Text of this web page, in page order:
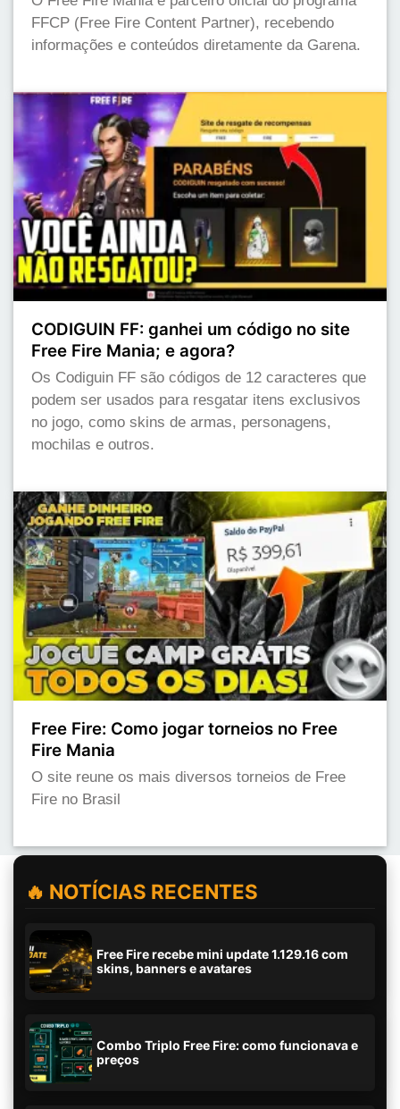
FFCP (Free Fire Content Partner), recebendo
informações e conteúdos diretamente da Garena.
CODIGUIN FF: ganhei um código no site
Free Fire Mania; e agora?
Os Codiguin FF são códigos de 12 caracteres que
podem ser usados para resgatar itens exclusivos
no jogo, como skins de armas, personagens,
mochilas e outros.
Free Fire: Como jogar torneios no Free
Fire Mania
O site reune os mais diversos torneios de Free
Fire no Brasil
🔥 NOTÍCIAS RECENTES
Free Fire recebe mini update 1.129.16 com
skins, banners e avatares
Combo Triplo Free Fire: como funcionava e
preços